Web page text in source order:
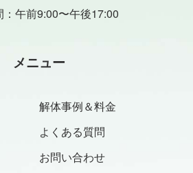
：午前9:00〜午後17:00
メニュー
解体事例＆料金
よくある質問
お問い合わせ